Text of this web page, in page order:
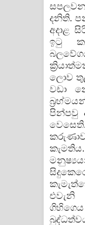
දනිති.
අදාළ
ඉටු
ලොව
වඩා
පින්පවු
එවැනි